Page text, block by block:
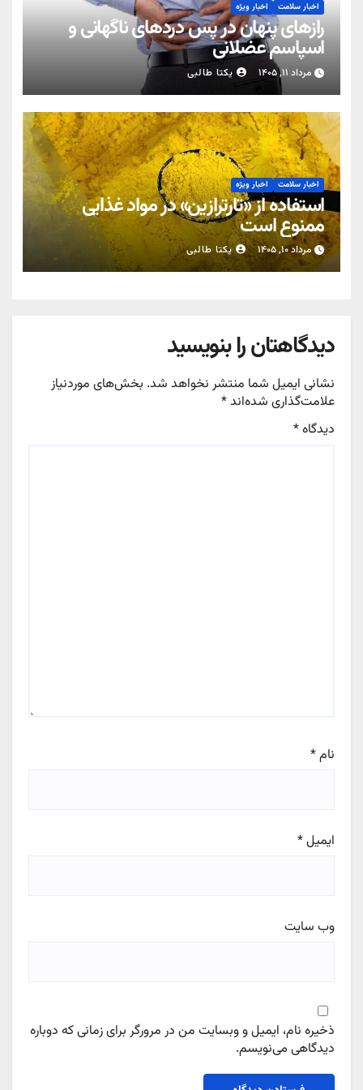
اخبار سلامت اخبار ویژه
رازهای پنهان در پس دردهای ناگهانی و
اسپاسم عضلانی
مرداد ۱۱, ۱۴۰۵ یکتا طالبی
اخبار سلامت اخبار ویژه
استفاده از «تارترازین» در مواد غذایی
ممنوع است
مرداد ۱۰, ۱۴۰۵ یکتا طالبی
دیدگاهتان را بنویسید
نشانی ایمیل شما منتشر نخواهد شد. بخش‌های موردنیاز
علامت‌گذاری شده‌اند*
دیدگاه*
نام*
ایمیل*
وب‌ سایت
ذخیره نام، ایمیل و وبسایت من در مرورگر برای زمانی که دوباره
دیدگاهی می‌نویسم.